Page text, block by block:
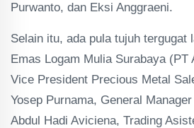
Purwanto, dan Eksi Anggraeni.
Selain itu, ada pula tujuh tergugat
Emas Logam Mulia Surabaya (PT
Vice President Precious Metal
Yosep Purnama, General
Abdul Hadi Aviciena, Trading